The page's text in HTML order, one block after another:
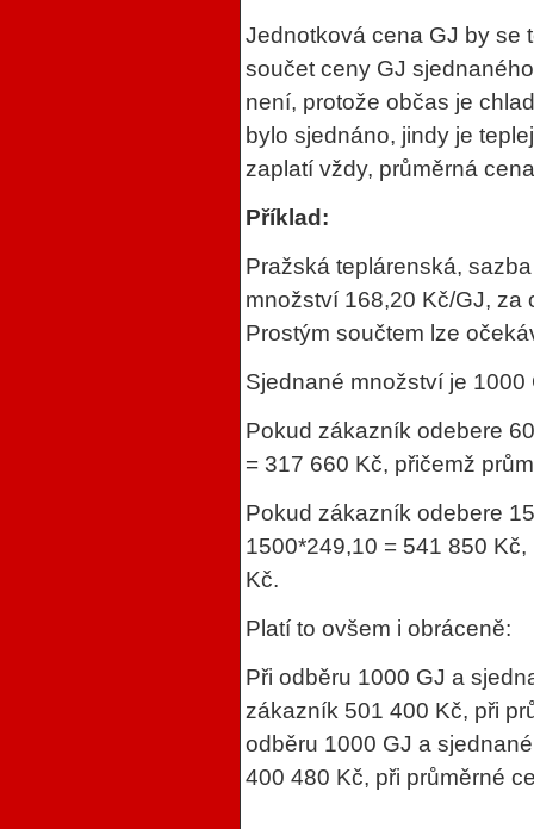
Jednotková cena GJ by se
součet ceny GJ
není, protože občas je
bylo sjednáno, jindy je
zaplatí vždy, průměrná
Příklad:
Pražská teplárenská,
množství 168,20 Kč/GJ, za
Prostým součtem lze
Sjednané množství je 1000
Pokud zákazník odebere
= 317 660 Kč, přičemž
Pokud zákazník odebere
1500*249,10 = 541 850
Kč.
Platí to ovšem i obráceně:
Při odběru 1000 GJ a
zákazník 501 400 Kč, při
odběru 1000 GJ a
400 480 Kč, při průměrné